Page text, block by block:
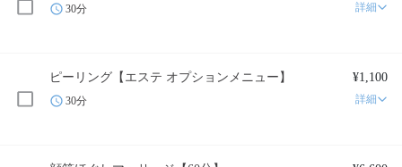
30分 詳細
ピーリング【エステ オプションメニュー】 ¥1,100
30分 詳細